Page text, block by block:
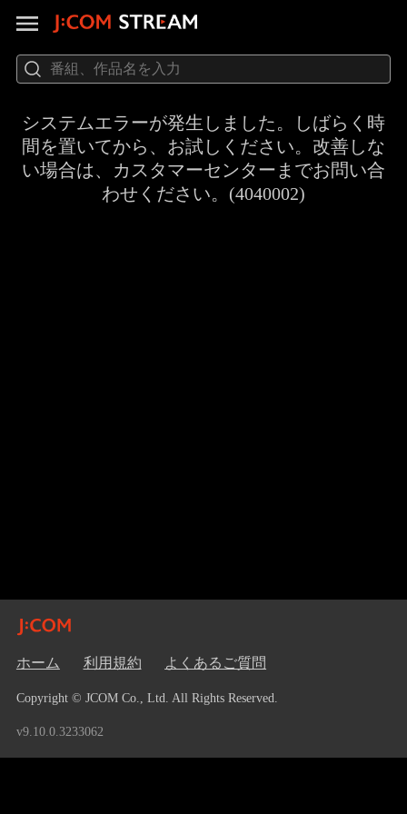
システムエラーが発生しました。しばらく時
間を置いてから、お試しください。改善しな
い場合は、カスタマーセンターまでお問い合
わせください。(4040002)
ホーム 利用規約 よくあるご質問
Copyright © JCOM Co., Ltd. All Rights Reserved.
v9.10.0.3233062